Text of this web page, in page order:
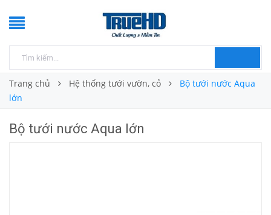
Trang chủ Hệ thống tưới vườn, cỏ
Bộ tưới nước Aqua
lớn
Bộ tưới nước Aqua lớn